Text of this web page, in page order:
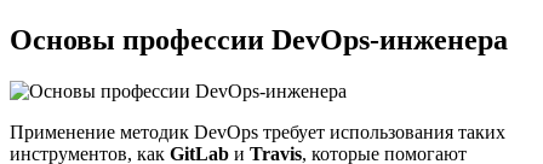
Основы профессии DevOps-инженера
Применение методик DevOps требует использования таких
инструментов, как GitLab и Travis, которые помогают